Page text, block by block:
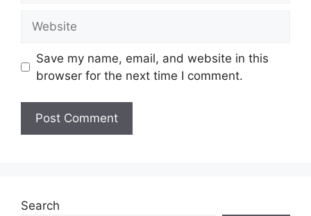
Save my name, email, and website in this
browser for the next time I comment.
Search